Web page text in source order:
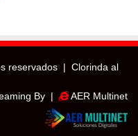
reservados | Clorinda al
By |
AER Multinet